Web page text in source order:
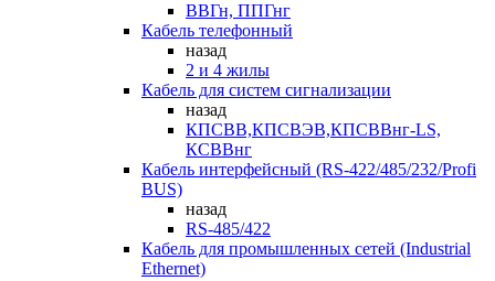
ВВГн, ППГнг
Кабель телефонный
назад
2 и 4 жилы
Кабель для систем сигнализации
назад
КПСВВ,КПСВЭВ,КПСВВнг-LS,
КСВВнг
Кабель интерфейсный (RS-422/485/232/Profi
BUS)
назад
RS-485/422
Кабель для промышленных сетей (Industrial
Ethernet)